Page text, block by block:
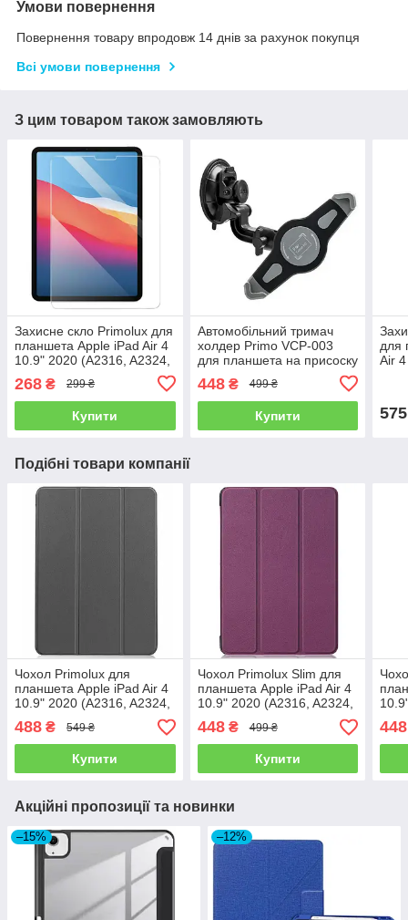
Умови повернення
Повернення товару впродовж 14 днів за рахунок покупця
Всі умови повернення
З цим товаром також замовляють
Захисне скло Primolux для
планшета Apple iPad Air 4
10.9" 2020 (A2316, A2324,
268 ₴ 299 ₴
Купити
Автомобільний тримач
холдер Primo VCP-003
для планшета на присоску
448₴ 499 ₴
Купити
для
Air
575
Подібні товари компанії
Чохол Primolux для
планшета Apple iPad Air 4
10.9" 2020 (A2316, A2324,
A2325, A2072) Stylus TPU
- Grey
488 ₴ 549 ₴
Купити
Чохол Primolux Slim для
планшета Apple iPad Air 4
10.9" 2020 (A2316, A2324,
A2325, A2072) - Purple
448₴ 499 ₴
Купити
448
Акційні пропозиції та новинки
–15% –12%